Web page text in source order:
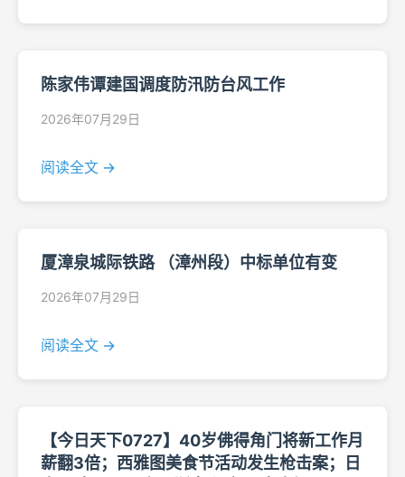
陈家伟谭建国调度防汛防台风工作
2026年07月29日
阅读全文 →
厦漳泉城际铁路 （漳州段）中标单位有变
2026年07月29日
阅读全文 →
【今日天下0727】40岁佛得角门将新工作月
薪翻3倍；西雅图美食节活动发生枪击案；日